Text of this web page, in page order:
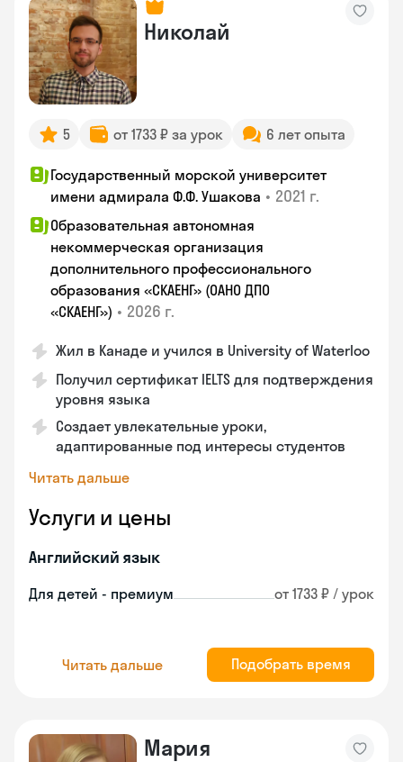
Николай
5 от 1733 ₽ за урок 6 лет опыта
Государственный морской университет
имени адмирала Ф.Ф. Ушакова • 2021 г.
Образовательная автономная
некоммерческая организация
дополнительного профессионального
образования «СКАЕНГ» (ОАНО ДПО
«СКАЕНГ») • 2026 г.
Жил в Канаде и учился в University of Waterloo
Получил сертификат IELTS для подтверждения
уровня языка
Создает увлекательные уроки,
адаптированные под интересы студентов
Читать дальше
Услуги и цены
Английский язык
Для детей - премиум от 1733 ₽ / урок
Читать дальше Подобрать время
Мария